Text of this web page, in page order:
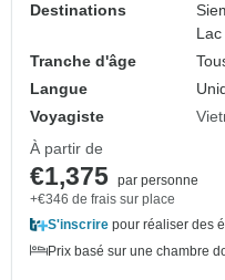
Destinations
Lac
Tranche d'âge
Langue
Voyagiste
À partir de
€1,375 par personne
+€346 de frais sur place
S'inscrire pour réaliser des
Prix basé sur une chambre